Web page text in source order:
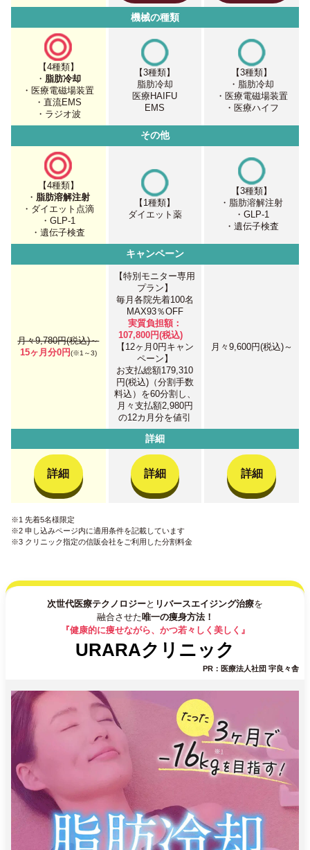
機械の種類
その他
キャンペーン
詳細
【4種類】
・ 脂肪冷却
・医療電磁場装置
・直流EMS
・ラジオ波
【4種類】
・ 脂肪溶解注射
・ダイエット点滴
・GLP-1
・遺伝子検査
月々9,780円(税込)～
15ヶ月分0円(※1～3)
詳細
【3種類】
脂肪冷却
医療HAIFU
EMS
【1種類】
ダイエット薬
【特別モニター専用
プラン】
毎月各院先着100名
MAX93％OFF
実質負担額：
107,800円(税込)
【12ヶ月0円キャン
ペーン】
お支払総額179,310
円(税込)（分割手数
料込）を60分割し、
月々支払額2,980円
の12カ月分を値引
詳細
【3種類】
・脂肪冷却
・医療電磁場装置
・医療ハイフ
【3種類】
・脂肪溶解注射
・GLP-1
・遺伝子検査
月々9,600円(税込)～
詳細
※1 先着5名様限定
※2 申し込みページ内に適用条件を記載しています
※3 クリニック指定の信販会社をご利用した分割料金
次世代医療テクノロジーと リバースエイジング治療を
融合させた唯一の痩身方法！
『健康的に痩せながら、かつ若々しく美しく』
URARAクリニック
PR：医療法人社団 宇良々舎